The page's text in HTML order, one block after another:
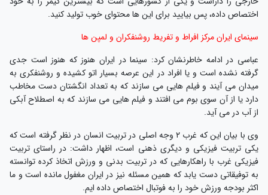
اختصاص داده، پس بیایید برای این ها محتوای خوب تولید کنید.
سینمای ایران مرکز افراط و تفریط روشنفکران و لمپن ها
عباسی در ادامه خاطرنشان کرد: سینما در ایران هنوز که هنوز است جدی
گرفته نشده است و یا افراد در این عرصه بسیار اتو کشیده و روشنفکری به
میدان می آیند و فیلم هایی می سازند که به تعداد انگشتان دست مخاطب
دارد یا از آن سوی بوم می افتند و فیلم هایی می سازند که به اصطلاح آبکی
از آب در می آید.
وی با بیان این که غرب ۲ وجه اصلی در تربیت انسان در نظر گرفته است که
یکی تربیت فیزیکی و دیگری ذهنی است، اظهار داشت: در راستای تربیت
فیزیکی غرب با راهکارهایی که در تربیت بدنی و ورزش اتخاذ کرده توانسته
به توفیقاتی دست یابد که همین مسئله نیز در ایران مغفول مانده است و ما
اکثر بودجه ورزش خود را به فوتبال اختصاص داده ایم.